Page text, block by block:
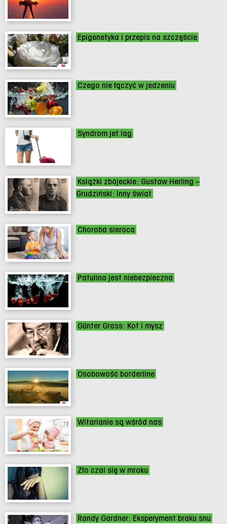
Epigenetyka i przepis na szczęście
Czego nie łączyć w jedzeniu
Syndrom jet lag
Książki zbójeckie: Gustaw Herling –
Grudziński: Inny świat
Choroba sieroca
Patulina jest niebezpieczna
Günter Grass: Kot i mysz
Osobowość borderline
Witarianie są wśród nas
Zło czai się w mroku
Randy Gardner: Eksperyment braku snu